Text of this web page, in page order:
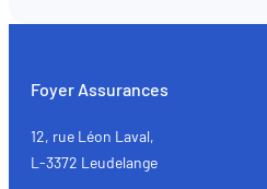
Foyer Assurances
12, rue Léon Laval,
L-3372 Leudelange